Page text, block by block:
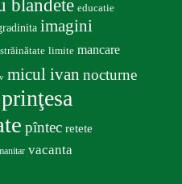
blandete educatie
imagini
limite mancare
micul ivan nocturne
prinţesa
pîntec retete
vacanta